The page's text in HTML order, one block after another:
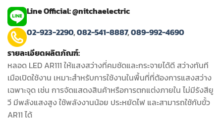
Line Official: @nitchaelectric
02-923-2290,082-541-8887,089-992-4690
รายละเอียดผลิตภัณฑ์:
หลอด LED AR111 ให้แสงสว่างที่คมชัดและกระจายได้ดี สว่างทันที
เมือเปิดใช้งาน เหมาะสำหรับการใช้งานในพื้นที่ที่ต้องการแสงสว่าง
เฉพาะจุด เช่น การจัดแสดงสินค้าหรือการตกแต่งภายใน ไม่มีรังสียู
วี มีพลังแสงสูง ใช้พลังงานน้อย ประหยัดไฟ และสามารถใช้กับขั้ว
AR11 ได้